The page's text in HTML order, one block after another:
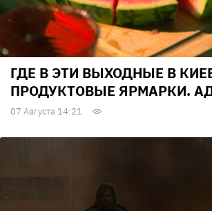
ГДЕ В ЭТИ ВЫХОДНЫЕ В
ПРОДУКТОВЫЕ ЯРМАРКИ.
07 Августа 14:21